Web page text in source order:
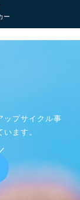
ー
ップサイクル事
ます。